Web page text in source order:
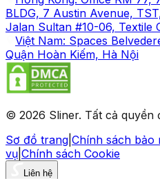
BLDG, 7 Austin Avenue,
Jalan Sultan #10-06, Textile
Việt Nam: Spaces
Quận Hoàn Kiếm, Hà Nội
© 2026 Sliner. Tất cả quyền
Sơ đồ trang Chính sách bảo
vụ Chính sách Cookie
Liên hệ